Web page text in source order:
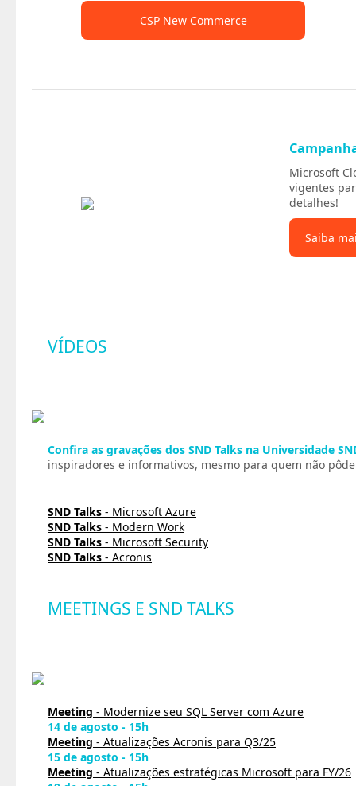
CSP New Commerce
Microsoft
vigentes
detalhes!
Saiba
VÍDEOS
Confira as gravações dos SND Talks na Universidade
inspiradores e informativos, mesmo para quem não
SND Talks - Microsoft Azure
SND Talks - Modern Work
SND Talks - Microsoft Security
SND Talks - Acronis
MEETINGS E SND TALKS
Meeting - Modernize seu SQL Server com Azure
14 de agosto - 15h
Meeting - Atualizações Acronis para Q3/25
15 de agosto - 15h
Meeting - Atualizações estratégicas Microsoft para FY/26